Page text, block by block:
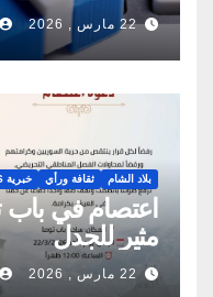
22 مارس , 2026
بلاد الشام ثقافة ورأي خبرية PLUS
اعتصام في باب
مثير للجدل
22 مارس , 2026